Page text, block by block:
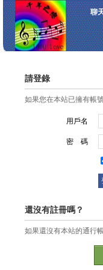
聊
請登錄
如果您在本站已擁有帳
用戶名
密 碼
還沒有註冊嗎？
如果還沒有本站的通行